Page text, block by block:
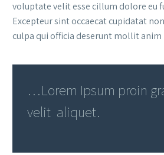
voluptate velit esse cillum dolore eu
Excepteur sint occaecat cupidatat
culpa qui officia deserunt mollit anim
…Lorem Ipsum proin
velit aliquet.